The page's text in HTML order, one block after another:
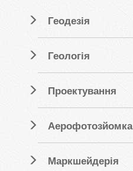
Геодезія
Геологія
Проектування
Аерофотозйомка
Маркшейдерія